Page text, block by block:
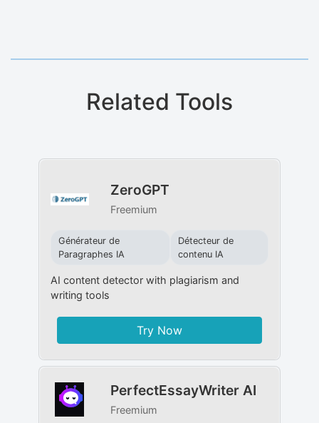
Related Tools
ZeroGPT
Freemium
Générateur de
Paragraphes IA
Détecteur de
contenu IA
AI content detector with plagiarism and
writing tools
Try Now
PerfectEssayWriter AI
Freemium